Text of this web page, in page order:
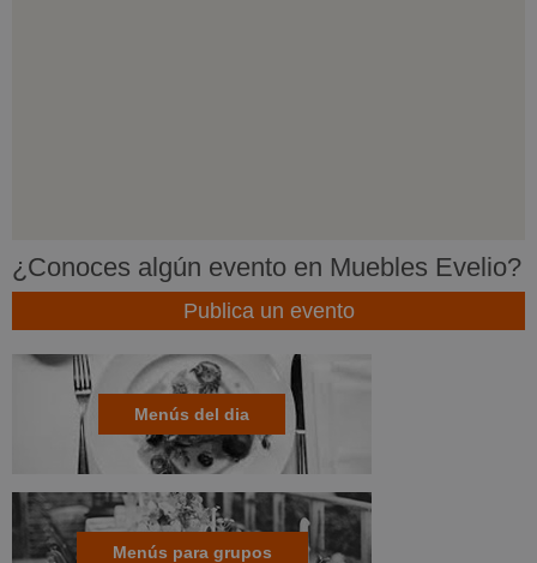
¿Conoces algún evento en Muebles Evelio?
Publica un evento
Menús del dia
Menús para grupos